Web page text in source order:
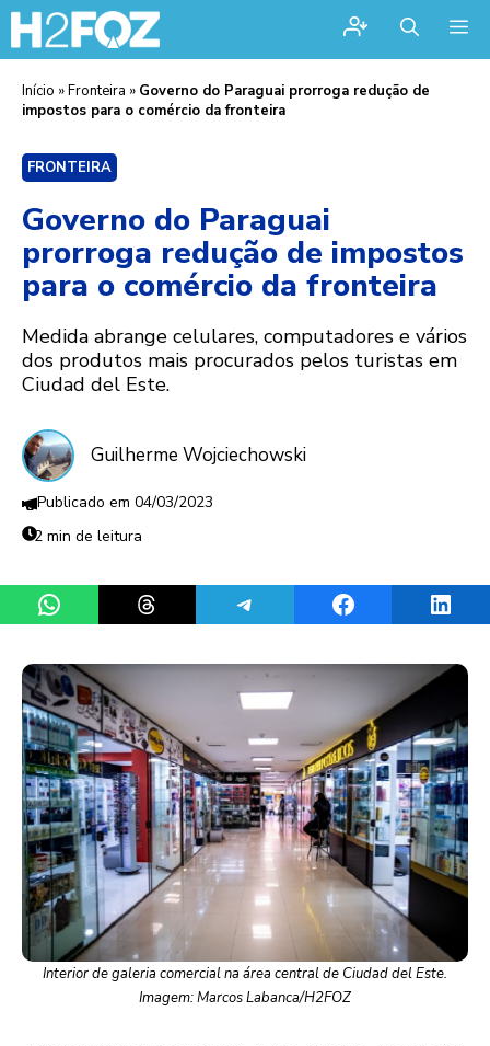
Início »Fronteira » Governo do Paraguai prorroga redução de
impostos para o comércio da fronteira
FRONTEIRA
Governo do Paraguai
prorroga redução de impostos
para o comércio da fronteira
Medida abrange celulares, computadores e vários
dos produtos mais procurados pelos turistas em
Ciudad del Este.
Guilherme Wojciechowski
04/03/2023
2 min de leitura
Share on WhatsAppShare on ThreadsShare on TelegramShare on Facebook
Interior de galeria comercial na área central de Ciudad del Este.
Imagem: Marcos Labanca/H2FOZ